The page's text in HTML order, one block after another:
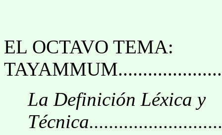
EL OCTAVO TEMA:
La Definición Léxica y